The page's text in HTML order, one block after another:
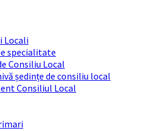
Locali
specialitate
Consiliu Local
ședințe de consiliu local
Consiliul Local